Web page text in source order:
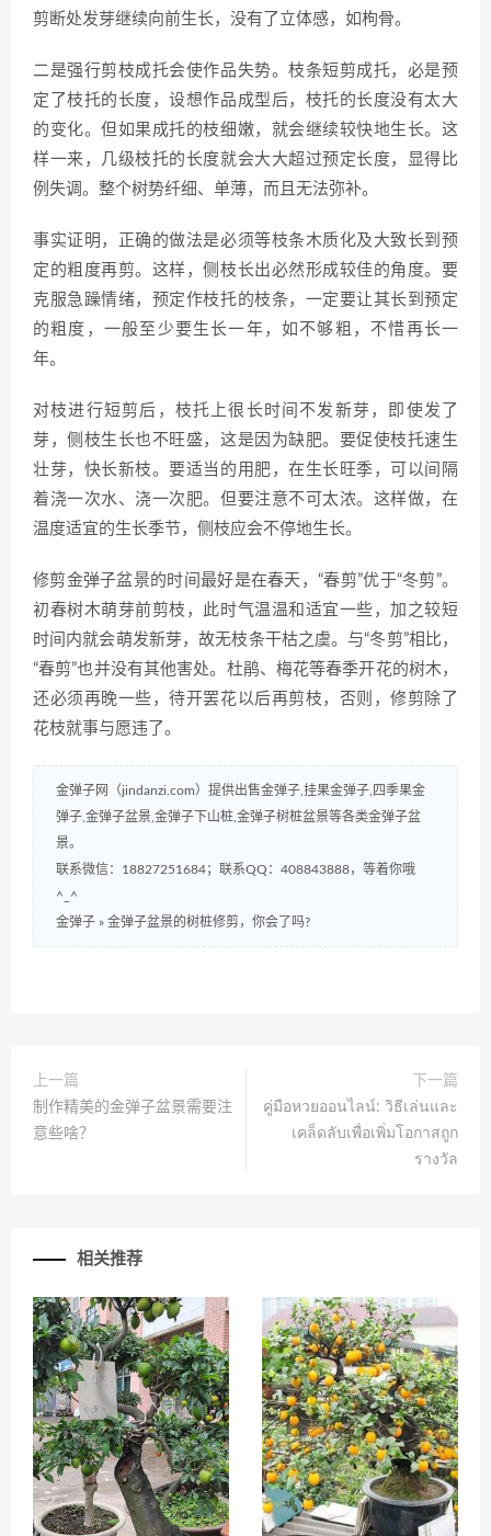
剪断处发芽继续向前生长，没有了立体感，如枸骨。
二是强行剪枝成托会使作品失势。枝条短剪成托，必是预
定了枝托的长度，设想作品成型后，枝托的长度没有太大
的变化。但如果成托的枝细嫩，就会继续较快地生长。这
样一来，几级枝托的长度就会大大超过预定长度，显得比
例失调。整个树势纤细、单薄，而且无法弥补。
事实证明，正确的做法是必须等枝条木质化及大致长到预
定的粗度再剪。这样，侧枝长出必然形成较佳的角度。要
克服急躁情绪，预定作枝托的枝条，一定要让其长到预定
的粗度，一般至少要生长一年，如不够粗，不惜再长一
年。
对枝进行短剪后，枝托上很长时间不发新芽，即使发了
芽，侧枝生长也不旺盛，这是因为缺肥。要促使枝托速生
壮芽，快长新枝。要适当的用肥，在生长旺季，可以间隔
着浇一次水、浇一次肥。但要注意不可太浓。这样做，在
温度适宜的生长季节，侧枝应会不停地生长。
修剪金弹子盆景的时间最好是在春天，“春剪”优于“冬剪”。
初春树木萌芽前剪枝，此时气温温和适宜一些，加之较短
时间内就会萌发新芽，故无枝条干枯之虞。与“冬剪”相比，
“春剪”也并没有其他害处。杜鹃、梅花等春季开花的树木，
还必须再晚一些，待开罢花以后再剪枝，否则，修剪除了
花枝就事与愿违了。
金弹子网（jindanzi.com）提供出售金弹子,挂果金弹子,四季果金
弹子,金弹子盆景,金弹子下山桩,金弹子树桩盆景等各类金弹子盆
景。
联系微信：18827251684；联系QQ：408843888，等着你哦
^_^
金弹子 » 金弹子盆景的树桩修剪，你会了吗?
上一篇
制作精美的金弹子盆景需要注
意些啥？
下一篇
คู่มือหวยออนไลน์: วิธีเล่นและ
เคล็ดลับเพื่อเพิ่มโอกาสถูก
รางวัล
相关推荐